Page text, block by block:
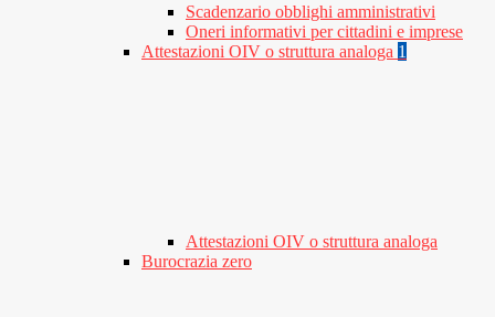
Scadenzario obblighi amministrativi
Oneri informativi per cittadini e imprese
Attestazioni OIV o struttura analoga 1
Attestazioni OIV o struttura analoga
Burocrazia zero